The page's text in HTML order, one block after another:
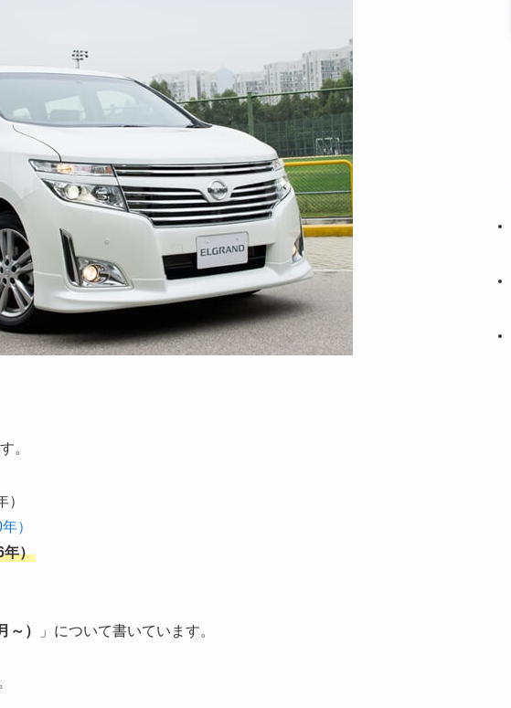
。
）
年）
～） 」について書いています。